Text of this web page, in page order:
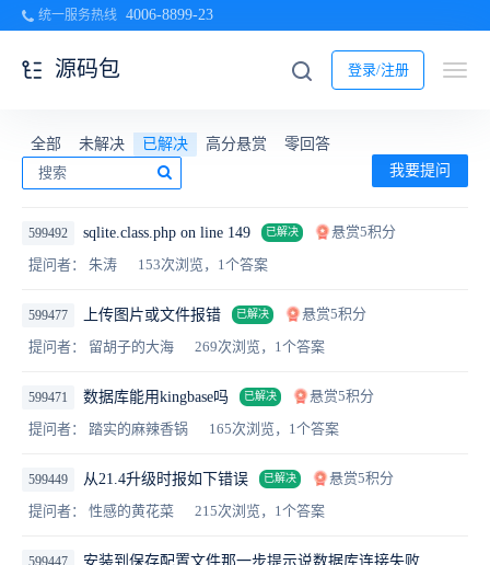
统一服务热线 4006-8899-23
登录/注册
源码包
全部 未解决 已解决 高分悬赏
零回答
我要提问
599492 sqlite.class.php on line 149 已解决
悬赏5积分
提问者： 朱涛
153次浏览，1个答案
599477 上传图片或文件报错 已解决
悬赏5积分
提问者： 留胡子的大海
269次浏览，1个答案
599471 数据库能用kingbase吗 已解决
悬赏5积分
提问者： 踏实的麻辣香锅
165次浏览，1个答案
599449 从21.4升级时报如下错误 已解决
悬赏5积分
提问者： 性感的黄花菜
215次浏览，1个答案
599447 安装到保存配置文件那一步提示说数据库连接失败